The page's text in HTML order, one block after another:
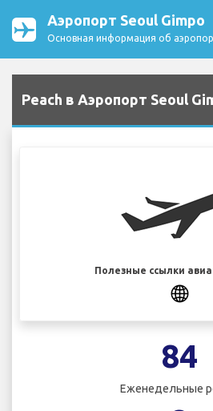
Аэропорт Seoul Gimpo
Основная информация об
Peach в Аэропорт Seoul
Полезные ссылки
84
Еженедельные